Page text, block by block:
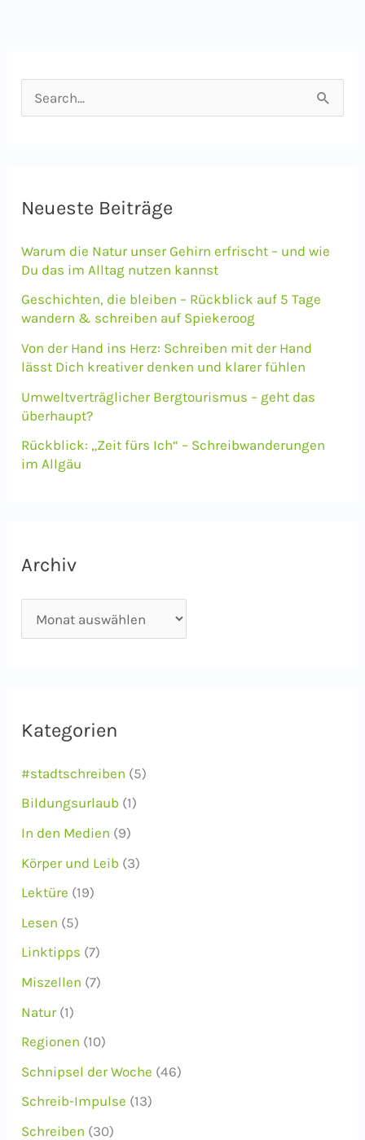
u
e
n
c
h
:
Neueste Beiträge
Warum die Natur unser Gehirn erfrischt – und wie
Du das im Alltag nutzen kannst
Geschichten, die bleiben – Rückblick auf 5 Tage
wandern & schreiben auf Spiekeroog
Von der Hand ins Herz: Schreiben mit der Hand
lässt Dich kreativer denken und klarer fühlen
Umweltverträglicher Bergtourismus – geht das
überhaupt?
Rückblick: „Zeit fürs Ich“ – Schreibwanderungen
im Allgäu
Archiv
r
iKategorien
#stadtschreiben (5)
Bildungsurlaub (1)
In den Medien (9)
Körper und Leib (3)
Lektüre (19)
Lesen (5)
Linktipps (7)
Miszellen (7)
Natur(1)
Regionen (10)
Schnipsel der Woche (46)
Schreib-Impulse (13)
Schreiben (30)